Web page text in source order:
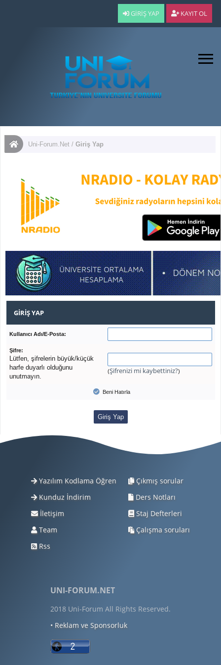
GIRIŞ YAP KAYIT OL
Uni-Forum.Net /Giriş Yap
GIRIŞ YAP
Kullanıcı Adı/E-Posta:
Şifre:
Lütfen, şifrelerin büyük/küçük
harfe duyarlı olduğunu
unutmayın.
(Şifrenizi mi kaybettiniz?)
Beni Hatırla
Yazılım Kodlama Öğren
Kunduz İndirim
İletişim
Team
Rss
Çıkmış sorular
Ders Notları
Staj Defterleri
Çalışma soruları
UNI-FORUM.NET
2018 Uni-Forum All Rights Reserved.
• Reklam ve Sponsorluk